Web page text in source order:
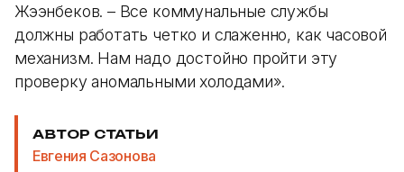
Жээнбеков. – Все коммунальные службы
должны работать четко и слаженно, как часовой
механизм. Нам надо достойно пройти эту
проверку аномальными холодами».
АВТОР СТАТЬИ
Евгения Сазонова